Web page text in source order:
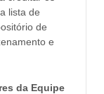
lista de
de
e
da Equipe